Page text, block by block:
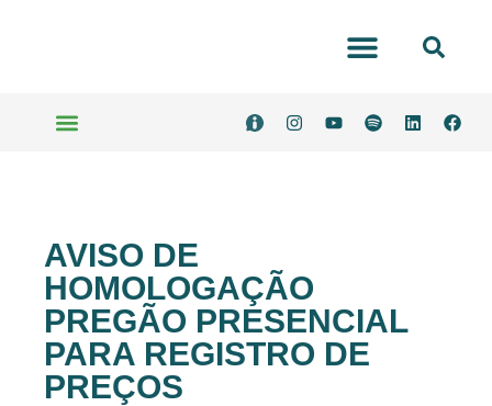
AVISO DE
HOMOLOGAÇÃO
PREGÃO PRESENCIAL
PARA REGISTRO DE
PREÇOS